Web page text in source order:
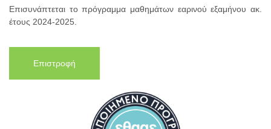
Επισυνάπτεται το πρόγραμμα μαθημάτων εαρινού εξαμήνου ακ.
έτους 2024-2025.
Επιστροφή